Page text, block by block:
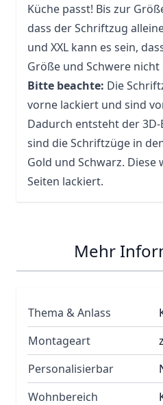
Küche passt! Bis zur
dass der Schriftzug
und XXL kann es sein,
Größe und Schwere
Bitte beachte: Die
vorne lackiert und sind
Dadurch entsteht der
sind die Schriftzüge in
Gold und Schwarz. Diese
Seiten lackiert.
Mehr
Thema & Anlass
Montageart
Personalisierbar
Wohnbereich